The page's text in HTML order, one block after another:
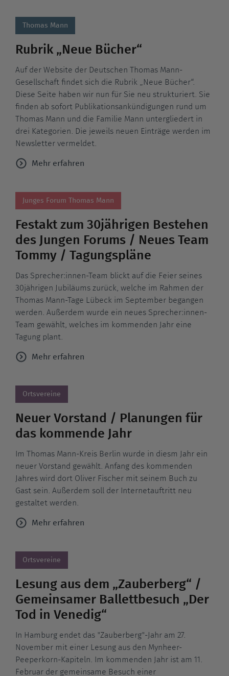
Thomas Mann
Rubrik „Neue Bücher“
Auf der Website der Deutschen Thomas Mann-
Gesellschaft findet sich die Rubrik „Neue Bücher“.
Diese Seite haben wir nun für Sie neu strukturiert. Sie
finden ab sofort Publikationsankündigungen rund um
Thomas Mann und die Familie Mann untergliedert in
drei Kategorien. Die jeweils neuen Einträge werden im
Newsletter vermeldet.
Mehr erfahren
Junges Forum Thomas Mann
Festakt zum 30jährigen Bestehen
des Jungen Forums / Neues Team
Tommy / Tagungspläne
Das Sprecher:innen-Team blickt auf die Feier seines
30jährigen Jubiläums zurück, welche im Rahmen der
Thomas Mann-Tage Lübeck im September begangen
werden. Außerdem wurde ein neues Sprecher:innen-
Team gewählt, welches im kommenden Jahr eine
Tagung plant.
Mehr erfahren
Ortsvereine
Neuer Vorstand / Planungen für
das kommende Jahr
Im Thomas Mann-Kreis Berlin wurde in diesm Jahr ein
neuer Vorstand gewählt. Anfang des kommenden
Jahres wird dort Oliver Fischer mit seinem Buch zu
Gast sein. Außerdem soll der Internetauftritt neu
gestaltet werden.
Mehr erfahren
Ortsvereine
Lesung aus dem „Zauberberg“ /
Gemeinsamer Ballettbesuch „Der
Tod in Venedig“
In Hamburg endet das "Zauberberg"-Jahr am 27.
November mit einer Lesung aus den Mynheer-
Peeperkorn-Kapiteln. Im kommenden Jahr ist am 11.
Februar der gemeinsame Besuch einer